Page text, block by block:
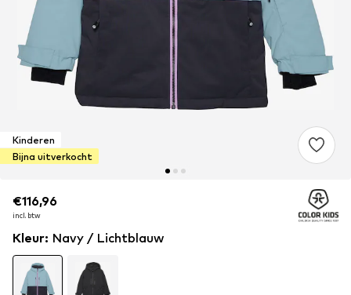
Kinderen
Bijna uitverkocht
€116,96
incl. btw
€116,96
incl. btw
€116,96
incl. btw
Kleur: Navy / Lichtblauw